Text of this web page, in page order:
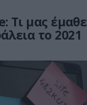
Τι μας έμαθε
το 2021